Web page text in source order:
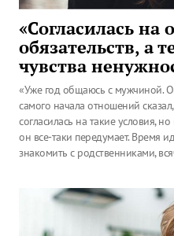
«Согласилась на
обязательств, а
чувства
«Уже год общаюсь с мужчиной.
самого начала отношений
согласилась на такие условия,
он все-таки передумает. Время
знакомить с родственниками,